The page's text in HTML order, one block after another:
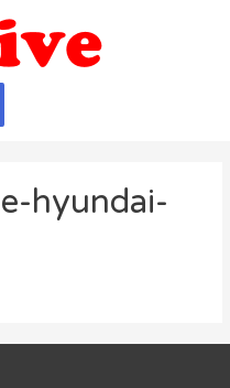
hyundai-